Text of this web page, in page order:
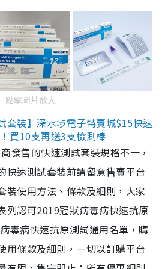
點擊圖片放大
套裝】深水埗電子特賣城$15快速
買10支再送3支檢測棒
發售的快速測試套裝規格不一，
快速測試套裝前請留意售賣平台
裝使用方法、條款及細則，大家
列認可2019冠狀病毒病快速抗原
毒病快速抗原測試通用名單，購
用條款及細則，一切以訂購平台